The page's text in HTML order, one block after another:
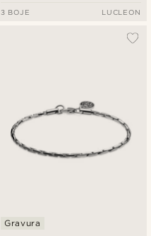
3 BOJE LUCLEON
Gravura